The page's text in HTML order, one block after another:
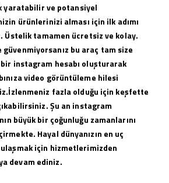
yaratabilir ve potansiyel
ürünlerinizi alması için ilk adımı
Üstelik tamamen ücretsiz ve kolay.
bu araç tam size
instagram hesabı oluşturarak
video görüntüleme hilesi
fazla olduğu için keşfette
Şu an instagram
büyük bir çoğunluğu zamanlarını
Hayal dünyanızın en uç
için hizmetlerimizden
devam ediniz.